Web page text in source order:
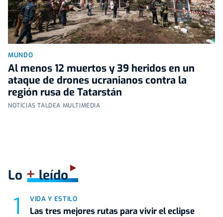
MUNDO
Al menos 12 muertos y 39 heridos en un
ataque de drones ucranianos contra la
región rusa de Tatarstán
NOTICIAS TALDEA MULTIMEDIA
Lo +leído
VIDA Y ESTILO
Las tres mejores rutas para vivir el eclipse